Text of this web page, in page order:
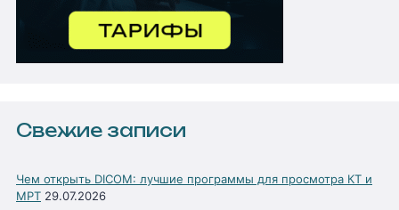
Свежие записи
Чем открыть DICOM: лучшие программы для просмотра КТ и
МРТ 29.07.2026